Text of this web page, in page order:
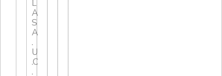
L
A
S
A
.
U
.C
.